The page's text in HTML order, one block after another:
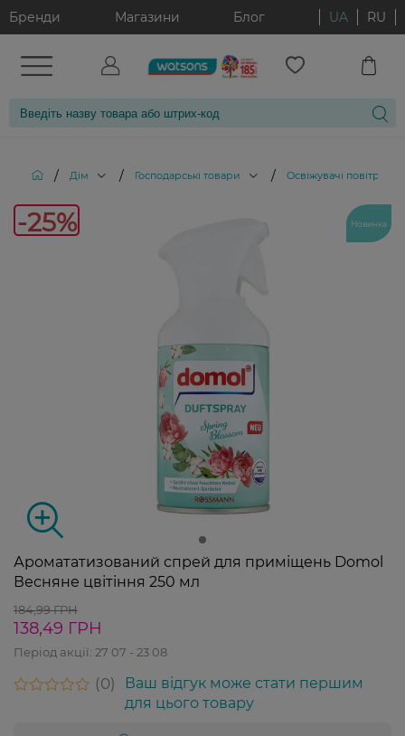
Бренди Магазини Блог UA RU
/ Дім / Господарські товари / Освіжувачі повітря
-25% Новинка
Аромататизований спрей для приміщень Domol
Весняне цвітіння 250 мл
184,99 ГРН
138,49 ГРН
Період акції: 27 07 - 23 08
0
Ваш відгук може стати першим
для цього товару